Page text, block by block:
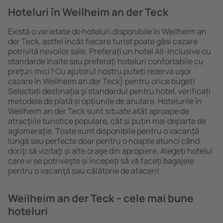
Hoteluri în Weilheim an der Teck
Există o varietate de hoteluri disponibile în Weilheim an
der Teck, astfel încât fiecare turist poate găsi cazare
potrivită nevoilor sale. Preferați un hotel All-Inclusive cu
standarde ȋnalte sau preferați hoteluri confortabile cu
preţuri mici? Cu ajutorul nostru puteți rezerva uşor
cazare în Weilheim an der Teck} pentru orice buget!
Selectați destinația şi standardul pentru hotel, verificați
metodele de plată și opțiunile de anulare. Hotelurile în
Weilheim an der Teck sunt situate atât aproape de
atracţiile turistice populare, cât și puțin mai departe de
aglomerație. Toate sunt disponibile pentru o vacanță
lungă sau perfecte doar pentru o noapte atunci când
doriţi să vizitaţi şi alte oraşe din apropiere. Alegeți hotelul
care vi se potriveşte și începeți să vă faceți bagajele
pentru o vacanţă sau călătorie de afaceri!
Weilheim an der Teck – cele mai bune
hoteluri